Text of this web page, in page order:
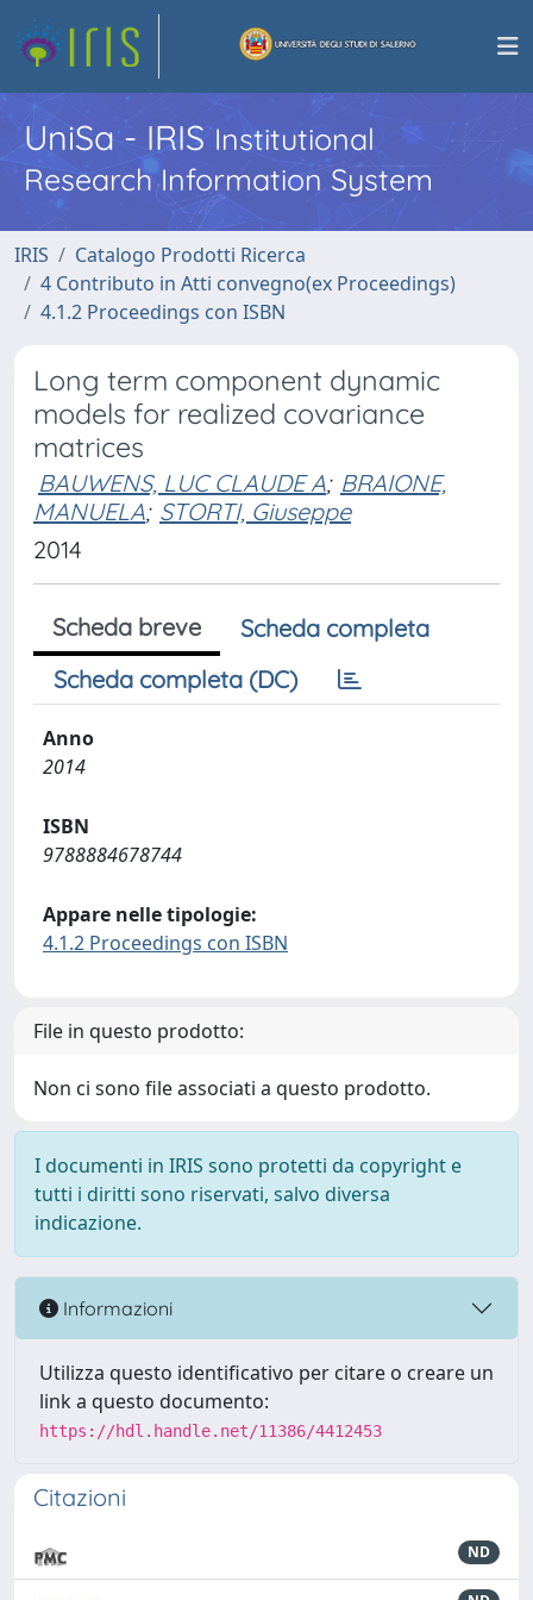
UniSa - IRISInstitutional
Research Information System
IRIS
Catalogo Prodotti Ricerca
4 Contributo in Atti convegno(ex Proceedings)
4.1.2 Proceedings con ISBN
Long term component dynamic
models for realized covariance
matrices
BAUWENS, LUC CLAUDE A; BRAIONE,
MANUELA; STORTI, Giuseppe
2014
Scheda breve
Scheda completa
Scheda completa (DC)
Anno
2014
ISBN
9788884678744
Appare nelle tipologie:
4.1.2 Proceedings con ISBN
File in questo prodotto:
Non ci sono file associati a questo prodotto.
I documenti in IRIS sono protetti da copyright e
tutti i diritti sono riservati, salvo diversa
indicazione.
Informazioni
Utilizza questo identificativo per citare o creare un
link a questo documento:
https://hdl.handle.net/11386/4412453
Citazioni
ND